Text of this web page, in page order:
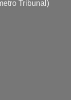
Tribunal)